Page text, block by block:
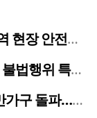
전점검 실시
위 특별단속
정도 4만건 넘어